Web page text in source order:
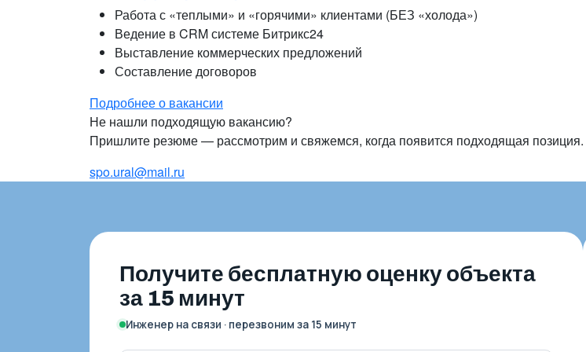
Работа с «теплыми» и «горячими» клиентами (БЕЗ «холода»)
Ведение в CRM системе Битрикс24
Выставление коммерческих предложений
Составление договоров
Подробнее о вакансии
Не нашли подходящую вакансию?
Пришлите резюме — рассмотрим и свяжемся, когда появится подходящая позиция.
spo.ural@mail.ru
Получите бесплатную оценку объекта
за 15 минут
Инженер на связи · перезвоним за 15 минут